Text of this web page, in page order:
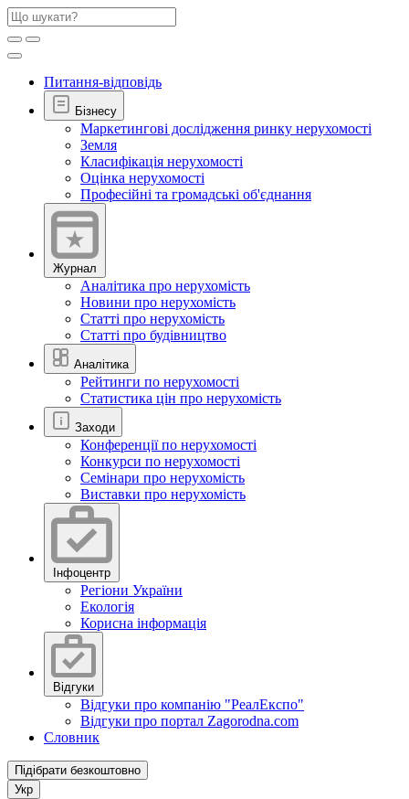
Питання-відповідь
Бізнесу
Маркетингові дослідження ринку нерухомості
Земля
Класифікація нерухомості
Оцінка нерухомості
Професійні та громадські об'єднання
Журнал
Аналітика про нерухомість
Новини про нерухомість
Статті про нерухомість
Статті про будівництво
Аналітика
Рейтинги по нерухомості
Статистика цін про нерухомість
Заходи
Конференції по нерухомості
Конкурси по нерухомості
Семінари про нерухомість
Виставки про нерухомість
Інфоцентр
Регіони України
Екологія
Корисна інформація
Відгуки
Відгуки про компанію "РеалЕкспо"
Відгуки про портал Zagorodna.com
Словник
Підібрати безкоштовно
Укр